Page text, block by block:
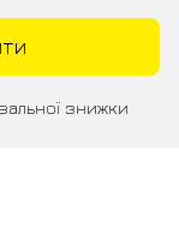
знижки